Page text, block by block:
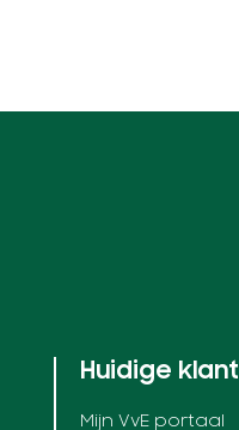
Huidige
Mijn VvE portaal